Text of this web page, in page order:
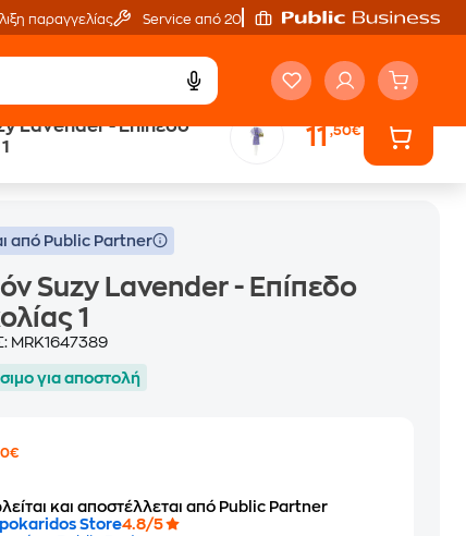
παραγγελίας Service από 20'
Lavender - Επίπεδο
11,50€
από Public Partner
Suzy Lavender - Επίπεδο
1
MRK1647389
για αποστολή
και αποστέλλεται από Public Partner
Store4.8/5